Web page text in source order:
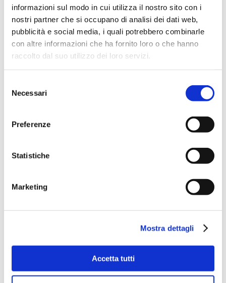
informazioni sul modo in cui utilizza il nostro sito con i
nostri partner che si occupano di analisi dei dati web,
pubblicità e social media, i quali potrebbero combinarle
con altre informazioni che ha fornito loro o che hanno
raccolto dal suo utilizzo dei loro servizi.
delNecessari
Preferenze
Statistiche
Marketing
Mostra dettagli
Accetta tutti